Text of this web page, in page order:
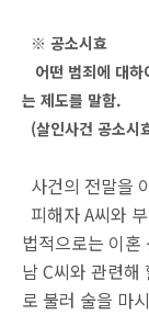
※ 공소시효
어떤 범죄에 대하
는 제도를 말함.
(살인사건 공소시
사건의 전말을
피해자 A씨와
법적으로는 이혼
남 C씨와 관련해
로 불러 술을 마